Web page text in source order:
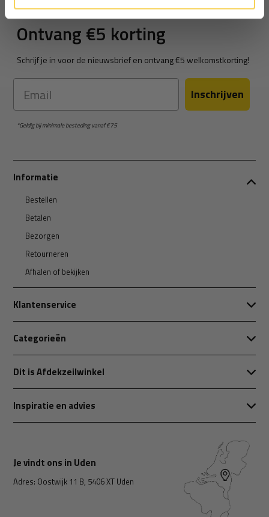
Ontvang €5 korting
Schrijf je in voor de nieuwsbrief en ontvang €5 welkomstkorting!
Email Inschrijven
*Geldig bij minimale besteding vanaf €75
Informatie
Bestellen
Betalen
Bezorgen
Retourneren
Afhalen of bekijken
Klantenservice
Categorieën
Dit is Afdekzeilwinkel
Inspiratie en advies
Je vindt ons in Uden
Adres: Oostwijk 11 B, 5406 XT Uden